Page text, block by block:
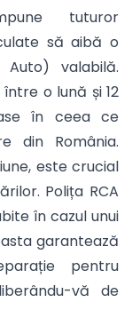
tuturor
să aibă o
Auto) valabilă.
o lună și 12
în ceea ce
din România.
este crucial
Polița RCA
în cazul unui
garantează
pentru
vă de